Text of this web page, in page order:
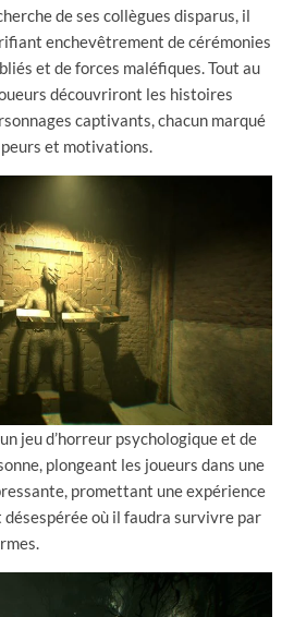
de ses collègues disparus, il
enchevêtrement de cérémonies
et de forces maléfiques. Tout au
découvriront les histoires
captivants, chacun marqué
et motivations.
jeu d’horreur psychologique et de
plongeant les joueurs dans une
promettant une expérience
où il faudra survivre par